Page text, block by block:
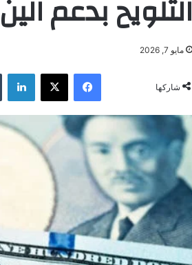
التلويح بدعم الين
مايو 7, 2026
شاركها
فيسبوك ‫X لينكدإن